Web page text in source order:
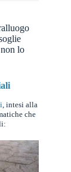
lo
, intesi alla
che